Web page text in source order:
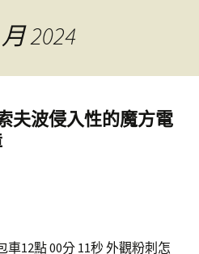
2024
夫波侵入性的魔方電
12點 00分 11秒外觀粉刺怎